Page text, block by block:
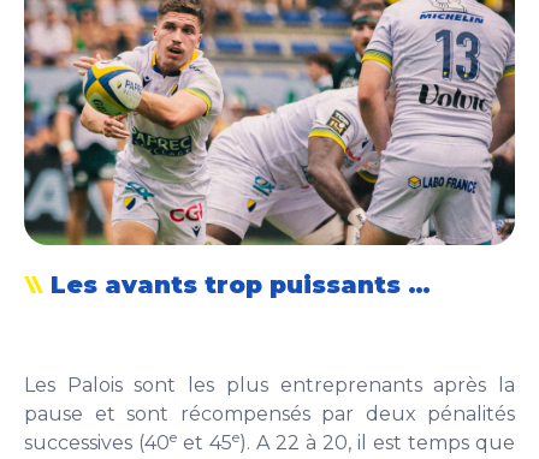
Les avants trop puissants …
Les Palois sont les plus entreprenants après la
pause et sont récompensés par deux pénalités
successives (40e et 45e). A 22 à 20, il est temps que